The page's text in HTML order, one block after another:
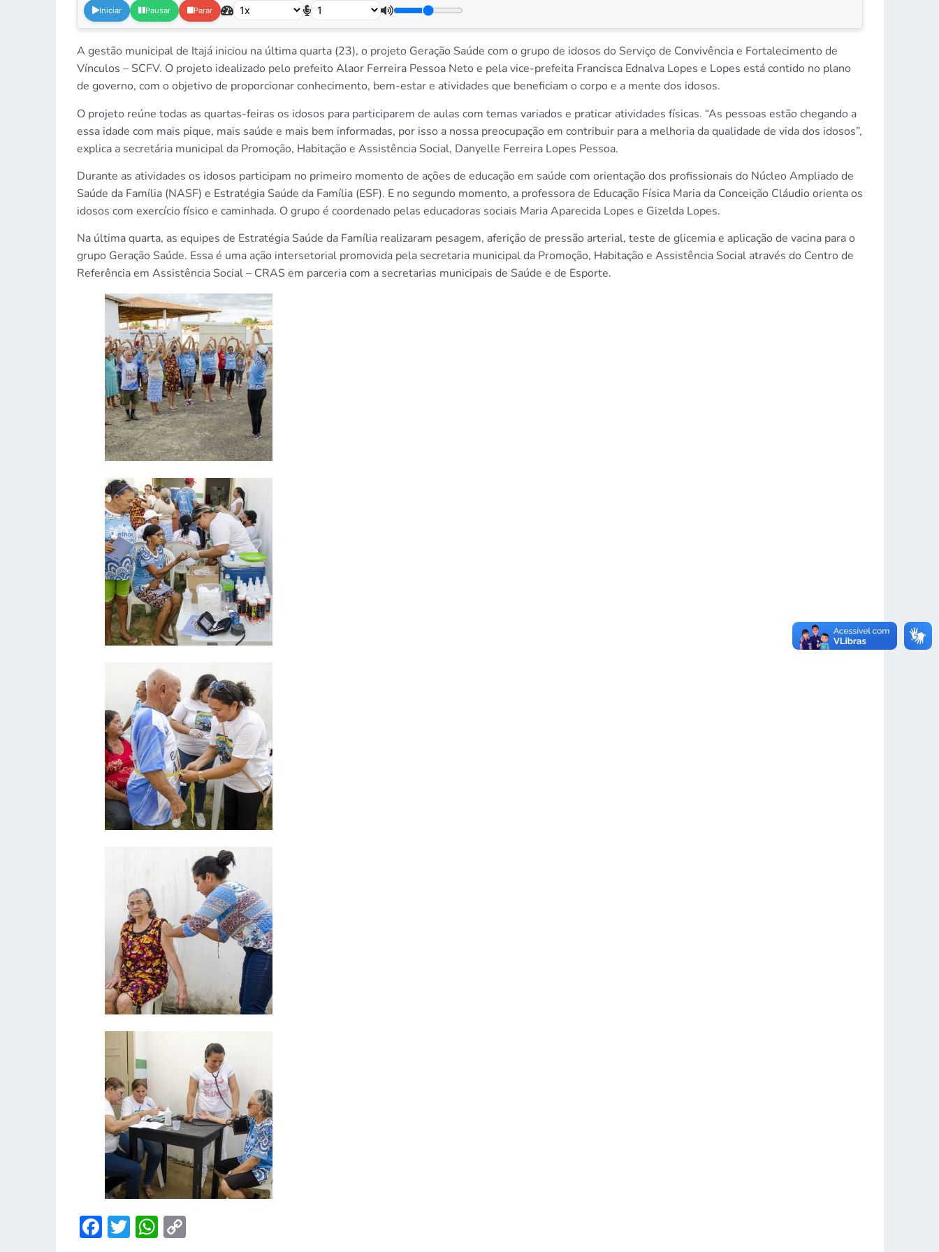
Iniciar Pausar Parar
A gestão municipal de Itajá iniciou na última quarta (23), o projeto Geração Saúde com o grupo de idosos do Serviço de Convivência e Fortalecimento de
Vínculos – SCFV. O projeto idealizado pelo prefeito Alaor Ferreira Pessoa Neto e pela vice-prefeita Francisca Ednalva Lopes e Lopes está contido no plano
de governo, com o objetivo de proporcionar conhecimento, bem-estar e atividades que beneficiam o corpo e a mente dos idosos.
O projeto reúne todas as quartas-feiras os idosos para participarem de aulas com temas variados e praticar atividades físicas. “As pessoas estão chegando a
essa idade com mais pique, mais saúde e mais bem informadas, por isso a nossa preocupação em contribuir para a melhoria da qualidade de vida dos idosos”,
explica a secretária municipal da Promoção, Habitação e Assistência Social, Danyelle Ferreira Lopes Pessoa.
Durante as atividades os idosos participam no primeiro momento de ações de educação em saúde com orientação dos profissionais do Núcleo Ampliado de
Saúde da Família (NASF) e Estratégia Saúde da Família (ESF). E no segundo momento, a professora de Educação Física Maria da Conceição Cláudio orienta os
idosos com exercício físico e caminhada. O grupo é coordenado pelas educadoras sociais Maria Aparecida Lopes e Gizelda Lopes.
Na última quarta, as equipes de Estratégia Saúde da Família realizaram pesagem, aferição de pressão arterial, teste de glicemia e aplicação de vacina para o
grupo Geração Saúde. Essa é uma ação intersetorial promovida pela secretaria municipal da Promoção, Habitação e Assistência Social através do Centro de
Referência em Assistência Social – CRAS em parceria com a secretarias municipais de Saúde e de Esporte.
Facebook
TwitterWhatsApp
Copy